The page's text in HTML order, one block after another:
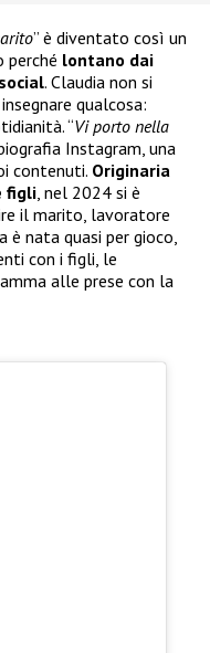
” è diventato così un
perché lontano dai
. Claudia non si
qualcosa:
“Vi porto nella
Instagram, una
contenuti. Originaria
figli, nel 2024 si è
il marito, lavoratore
è nata quasi per gioco,
con i figli, le
alle prese con la